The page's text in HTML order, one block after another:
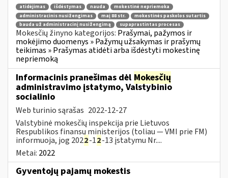
atidėjimas išdėstymas nauda
mokestinė nepriemoka
administracinis nusižengimas
maį 88 str.
mokestinės paskolos sutartis
bauda už administracinį nusižengimą
supaprastintas procesas
Mokesčių žinyno kategorijos: Prašymai, pažymos ir
mokėjimo duomenys » Pažymų užsakymas ir prašymų
teikimas » Prašymas atidėti arba išdėstyti mokestinę
nepriemoką
Informacinis pranešimas dėl Mokesčių
administravimo įstatymo, Valstybinio
socialinio
Web turinio sąrašas 2022-12-27
Valstybinė mokesčių inspekcija prie Lietuvos
Respublikos finansų ministerijos (toliau — VMI prie FM)
informuoja, jog 2022-12-13 įstatymu Nr....
Metai: 2022
Gyventojų pajamų mokestis